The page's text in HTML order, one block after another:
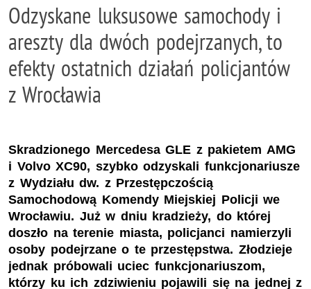
Odzyskane luksusowe samochody i
areszty dla dwóch podejrzanych, to
efekty ostatnich działań policjantów
z Wrocławia
Skradzionego Mercedesa GLE z pakietem AMG
i Volvo XC90, szybko odzyskali funkcjonariusze
z Wydziału dw. z Przestępczością
Samochodową Komendy Miejskiej Policji we
Wrocławiu. Już w dniu kradzieży, do której
doszło na terenie miasta, policjanci namierzyli
osoby podejrzane o te przestępstwa. Złodzieje
jednak próbowali uciec funkcjonariuszom,
którzy ku ich zdziwieniu pojawili się na jednej z